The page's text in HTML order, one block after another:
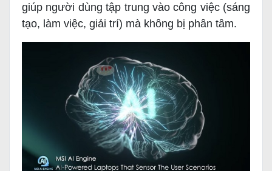
giúp người dùng tập trung vào công việc (sáng
tạo, làm việc, giải trí) mà không bị phân tâm.